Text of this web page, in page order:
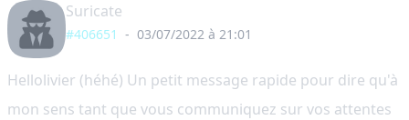
Suricate
#406651 - 03/07/2022 à 21:01
Hellolivier (héhé) Un petit message rapide pour dire qu'à
mon sens tant que vous communiquez sur vos attentes